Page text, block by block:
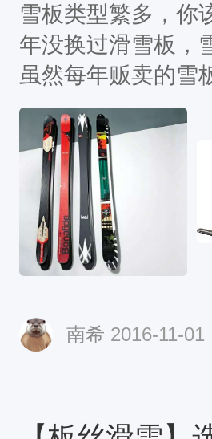
以在垂直面上伸展
直面上收缩（flex
压力的方式意味着
换刃方法被称作向
味着滑手在换刃
以达到这个状态
上减压转弯
雪板类型繁多，你
年没换过滑雪板，
虽然每年贩卖的雪
符合各项要求。但
越野（登山）板
一种才最适合你
以帮助你。1全地
词说好听点是有
从适合刻滑的卡
能在大部分雪道驾
这类雪板对找寻“
南希 2016-11-01